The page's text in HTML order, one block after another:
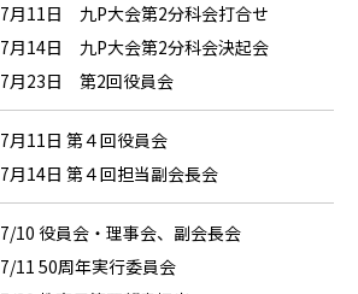
7月11日 九P大会第2分科会打合せ
7月14日 九P大会第2分科会決起会
7月23日 第2回役員会
7月11日 第４回役員会
7月14日 第４回担当副会長会
7/10 役員会・理事会、副会長会
7/11 50周年実行委員会